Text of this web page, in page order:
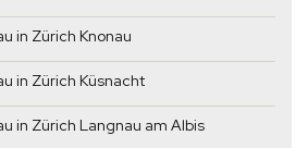
in Zürich Knonau
in Zürich Küsnacht
in Zürich Langnau am Albis